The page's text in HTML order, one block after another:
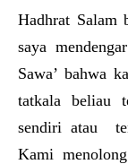
Hadhrat Salam
saya
Sawa’ bahwa
tatkala beliau
sendiri atau
Kami